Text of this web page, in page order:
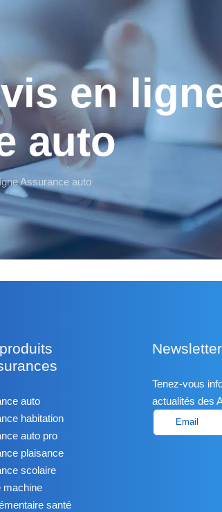
en
auto
Assurance auto
auto
habitation
auto pro
plaisance
scolaire
machine
santé
Newsletter
Tenez-vous
actualités des